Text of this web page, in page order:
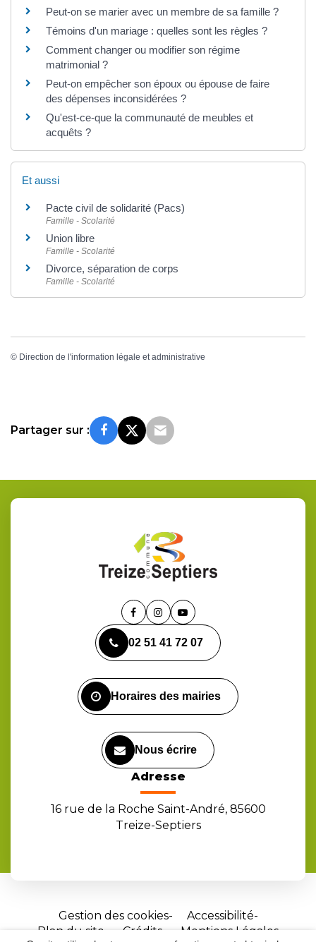
Peut-on se marier avec un membre de sa famille ?
Témoins d'un mariage : quelles sont les règles ?
Comment changer ou modifier son régime
matrimonial ?
Peut-on empêcher son époux ou épouse de faire
des dépenses inconsidérées ?
Qu'est-ce-que la communauté de meubles et
acquêts ?
Et aussi
Pacte civil de solidarité (Pacs)
Famille - Scolarité
Union libre
Famille - Scolarité
Divorce, séparation de corps
Famille - Scolarité
© Direction de l'information légale et administrative
Partager sur :
Lien
le
compte
Lien
le
compte
Lien
la
chaîne
02 51 41 72 07
Horaires des mairies
Nous écrire
Adresse
16 rue de la Roche Saint-André, 85600
Treize-Septiers
Gestion des cookies
Accessibilité
Plan du site
Crédits Mentions Légales